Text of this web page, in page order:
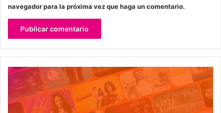
navegador para la próxima vez que haga un comentario.